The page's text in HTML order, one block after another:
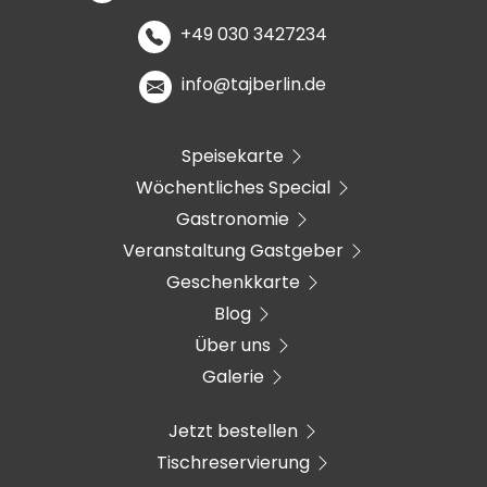
+49 030 3427234
info@tajberlin.de
Speisekarte
Wöchentliches Special
Gastronomie
Veranstaltung Gastgeber
Geschenkkarte
Blog
Über uns
Galerie
Jetzt bestellen
Tischreservierung